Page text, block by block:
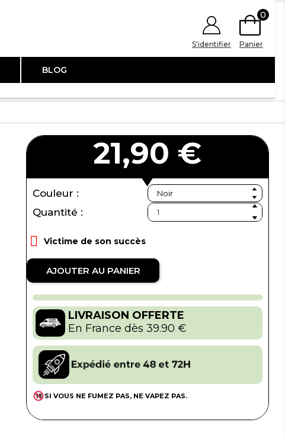
BLOG
S'identifier
0
Panier
21,90 €
Couleur :
Quantité :
 Victime de son succès
AJOUTER AU PANIER
LIVRAISON OFFERTE
En France dès 39.90 €
SI VOUS NE FUMEZ PAS, NE VAPEZ PAS.